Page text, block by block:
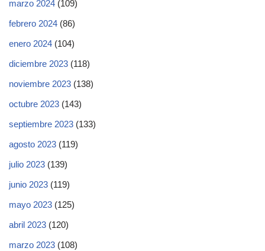
marzo 2024 (109)
febrero 2024 (86)
enero 2024 (104)
diciembre 2023 (118)
noviembre 2023 (138)
octubre 2023 (143)
septiembre 2023 (133)
agosto 2023 (119)
julio 2023 (139)
junio 2023 (119)
mayo 2023 (125)
abril 2023 (120)
marzo 2023 (108)